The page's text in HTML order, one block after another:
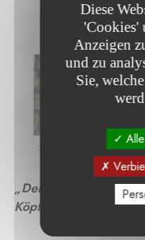
„Der Antisemitismus
Köpfen“
von Raphaël
Diese
'Cookies'
Anzeigen
und zu
Sie,